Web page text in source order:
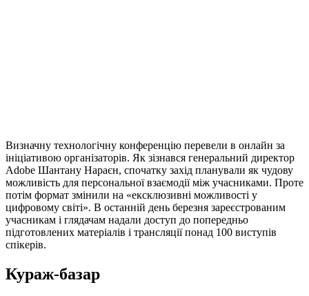
Визначну технологічну конференцію перевели в онлайн за
ініціативою організаторів. Як зізнався генеральний директор
Adobe Шантану Нараєн, спочатку захід планували як чудову
можливість для персональної взаємодії між учасниками. Проте
потім формат змінили на «ексклюзивні можливості у
цифровому світі». В останній день березня зареєстрованим
учасникам і глядачам надали доступ до попередньо
підготовлених матеріалів і трансляції понад 100 виступів
спікерів.
Кураж-базар